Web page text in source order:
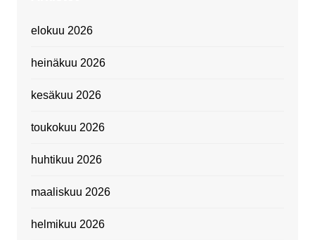
elokuu 2026
heinäkuu 2026
kesäkuu 2026
toukokuu 2026
huhtikuu 2026
maaliskuu 2026
helmikuu 2026